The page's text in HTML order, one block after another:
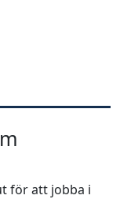
för att jobba i